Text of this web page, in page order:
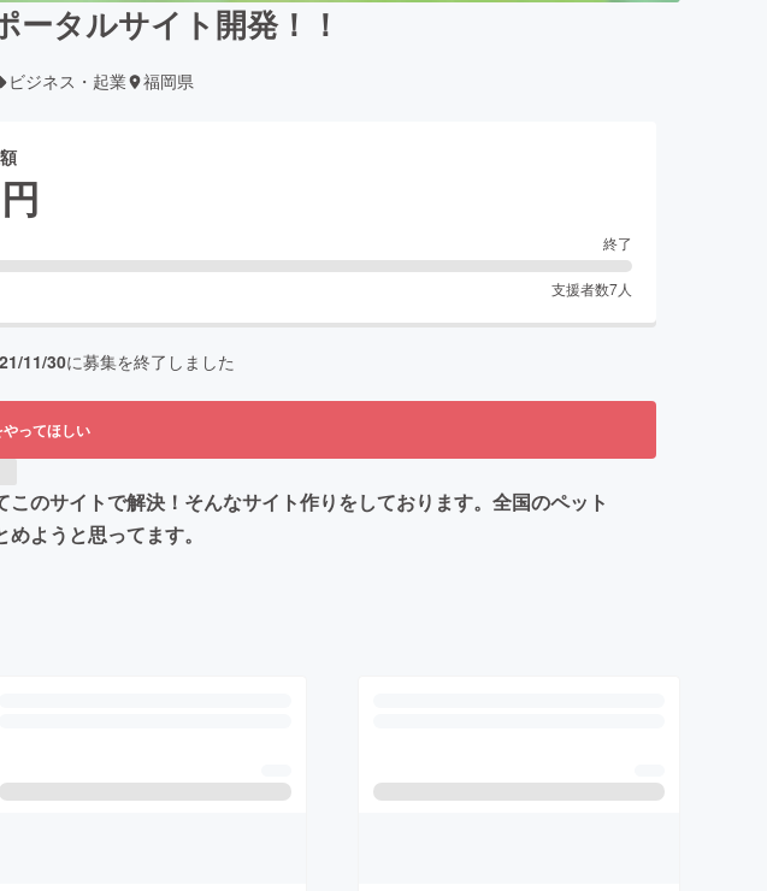
ータルサイト開発！！
ビジネス・起業 福岡県
円
終了
支援者数7人
11/30に募集を終了しました
ってほしい
のサイトで解決！そんなサイト作りをしております。全国のペット
ようと思ってます。